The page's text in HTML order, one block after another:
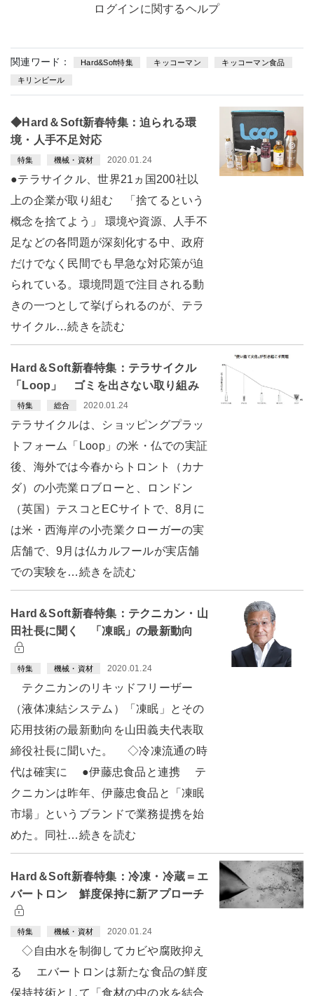
ログインに関するヘルプ
関連ワード： Hard&Soft特集 キッコーマン キッコーマン食品
キリンビール
◆Hard＆Soft新春特集：迫られる環
境・人手不足対応
特集 機械・資材 2020.01.24
●テラサイクル、世界21ヵ国200社以
上の企業が取り組む 「捨てるという
概念を捨てよう」 環境や資源、人手不
足などの各問題が深刻化する中、政府
だけでなく民間でも早急な対応策が迫
られている。環境問題で注目される動
きの一つとして挙げられるのが、テラ
サイクル…続きを読む
Hard＆Soft新春特集：テラサイクル
「Loop」 ゴミを出さない取り組み
特集 総合 2020.01.24
テラサイクルは、ショッピングプラッ
トフォーム「Loop」の米・仏での実証
後、海外では今春からトロント（カナ
ダ）の小売業ロブローと、ロンドン
（英国）テスコとECサイトで、8月に
は米・西海岸の小売業クローガーの実
店舗で、9月は仏カルフールが実店舗
での実験を…続きを読む
Hard＆Soft新春特集：テクニカン・山
田社長に聞く 「凍眠」の最新動向
特集 機械・資材 2020.01.24
テクニカンのリキッドフリーザー
（液体凍結システム）「凍眠」とその
応用技術の最新動向を山田義夫代表取
締役社長に聞いた。 ◇冷凍流通の時
代は確実に ●伊藤忠食品と連携 テ
クニカンは昨年、伊藤忠食品と「凍眠
市場」というブランドで業務提携を始
めた。同社…続きを読む
Hard＆Soft新春特集：冷凍・冷蔵＝エ
バートロン 鮮度保持に新アプローチ
特集 機械・資材 2020.01.24
◇自由水を制御してカビや腐敗抑え
る エバートロンは新たな食品の鮮度
保持技術として「食材の中の水を結合